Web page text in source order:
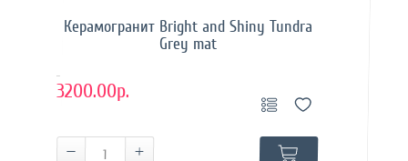
Керамогранит Bright and Shiny Tundra
Grey mat
..
3200.00р.